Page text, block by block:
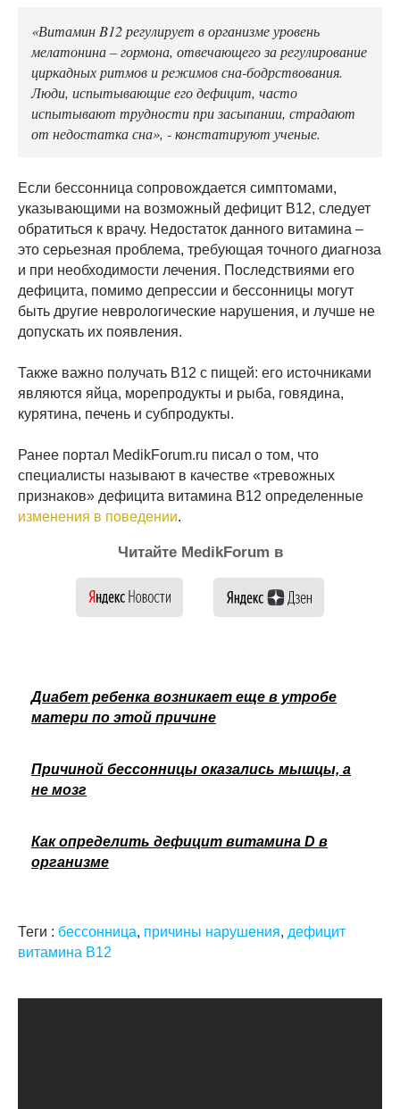
«Витамин B12 регулирует в организме уровень
мелатонина – гормона, отвечающего за регулирование
циркадных ритмов и режимов сна-бодрствования.
Люди, испытывающие его дефицит, часто
испытывают трудности при засыпании, страдают
от недостатка сна», - констатируют ученые.
Если бессонница сопровождается симптомами,
указывающими на возможный дефицит В12, следует
обратиться к врачу. Недостаток данного витамина –
это серьезная проблема, требующая точного диагноза
и при необходимости лечения. Последствиями его
дефицита, помимо депрессии и бессонницы могут
быть другие неврологические нарушения, и лучше не
допускать их появления.
Также важно получать В12 с пищей: его источниками
являются яйца, морепродукты и рыба, говядина,
курятина, печень и субпродукты.
Ранее портал MedikForum.ru писал о том, что
специалисты называют в качестве «тревожных
признаков» дефицита витамина B12 определенные
изменения в поведении.
Читайте MedikForum в
Диабет ребенка возникает еще в утробе
матери по этой причине
Причиной бессонницы оказались мышцы, а
не мозг
Как определить дефицит витамина D в
организме
Теги : бессонница, причины нарушения, дефицит
витамина В12